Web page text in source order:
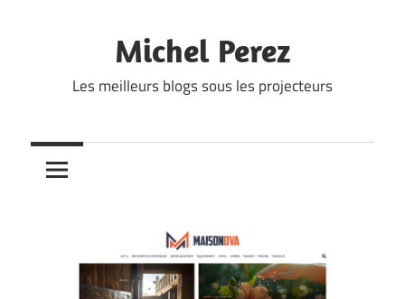
Michel Perez
Les meilleurs blogs sous les projecteurs